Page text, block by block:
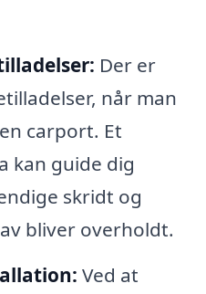
Der er
når man
carport. Et
kan guide dig
skridt og
bliver overholdt.
Ved at